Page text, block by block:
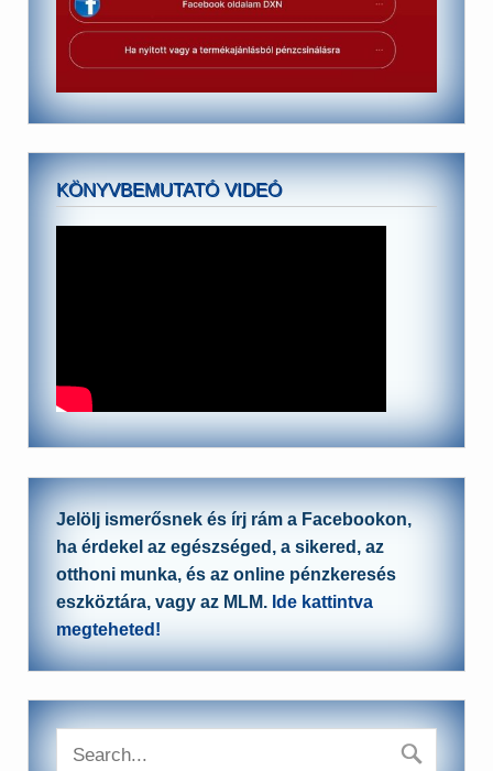
KÖNYVBEMUTATÓ VIDEÓ
Jelölj ismerősnek és írj rám a Facebookon,
ha érdekel az egészséged, a sikered, az
otthoni munka, és az online pénzkeresés
eszköztára, vagy az MLM. Ide kattintva
megteheted!